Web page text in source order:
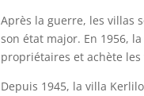
Après la guerre, les villas
son état major. En 1956,
propriétaires et achète
Depuis 1945, la villa